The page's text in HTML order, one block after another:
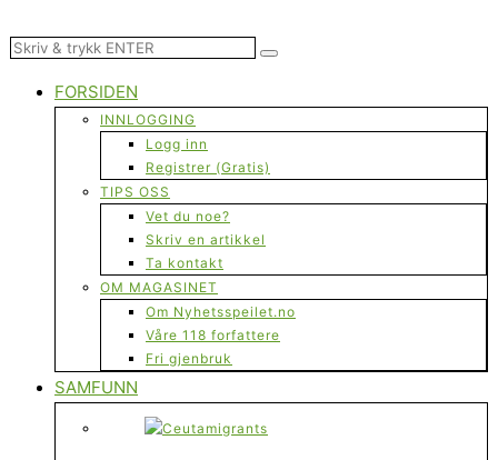
FORSIDEN
INNLOGGING
Logg inn
Registrer (Gratis)
TIPS OSS
Vet du noe?
Skriv en artikkel
Ta kontakt
OM MAGASINET
Om Nyhetsspeilet.no
Våre 118 forfattere
Fri gjenbruk
SAMFUNN